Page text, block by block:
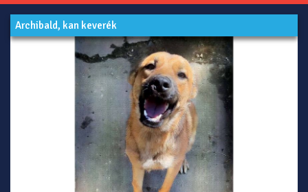
Archibald, kan keverék